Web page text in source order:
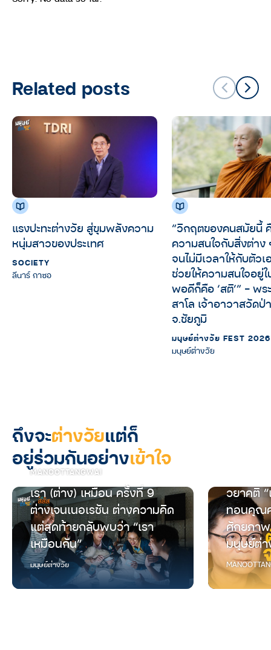
Related posts
แรงปะทะต่างวัย สู่ขุมพลังความ
หนุ่มสาวของประเทศ
SOCIETY
ลีนาร์ กาซอ
“วิกฤตของคนสมัยนี้
ความสนใจกับสิ่งต่าง
จนไม่มีเวลาให้กับตัวเ
ช่วยให้ความสนใจอยู่
พอดีก็คือ ‘สติ’” – พ
สาโล เจ้าอาวาสวัดป่
จ.ชัยภูมิ
มนุษย์ต่างวัย FEST 2026
มนุษย์ต่างวัย
ถึงจะต่างวัยแต่ก็
อยู่ร่วมกันอย่างเข้าใจ
MANOOTTANGWAI
เรา (ต่าง) เหมือน ครั้งที่ 9
ต่างเจนเนอเรชัน ต่างความคิด
แต่สุดท้ายกลับพบว่า “เรา
เหมือนกัน”
มนุษย์ต่างวัย
วยาคติ
ทอนคุณ
ศักยภา
มนุษย์ต่า